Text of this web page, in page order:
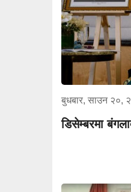
बुधबार, साउन २०,
डिसेम्बरमा